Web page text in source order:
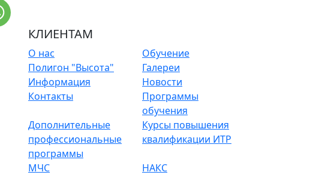
КЛИЕНТАМ
О нас
Обучение
Полигон "Высота"
Галереи
Информация
Новости
Контакты
Программы
обучения
Дополнительные
профессиональные
программы
Курсы повышения
квалификации ИТР
МЧС
НАКС